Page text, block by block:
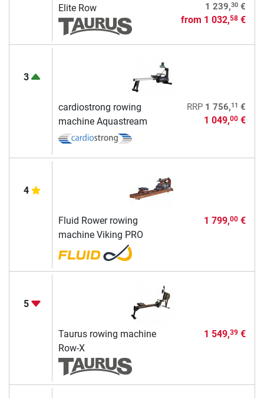
Elite Row
1 239,30€
from 1 032,58€
3
cardiostrong rowing
machine Aquastream
RRP 1 756,11 €
1 049,00€
4
Fluid Rower rowing
machine Viking PRO
1 799,00€
5
Taurus rowing machine
Row-X
1 549,39€